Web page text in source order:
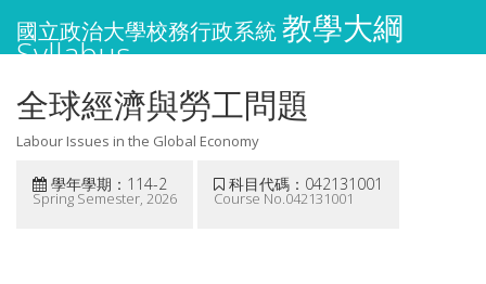
國立政治大學校務行政系統教學大綱
Syllabus
全球經濟與勞工問題
Labour Issues in the Global Economy
學年學期：114-2
Spring Semester, 2026
科目代碼：042131001
Course No.042131001